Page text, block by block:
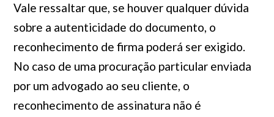
Vale ressaltar que, se houver qualquer dúvida
sobre a autenticidade do documento, o
reconhecimento de firma poderá ser exigido.
No caso de uma procuração particular enviada
por um advogado ao seu cliente, o
reconhecimento de assinatura não é